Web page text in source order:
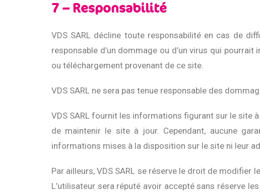
7 – Responsabilité
VDS SARL décline toute responsabilité en cas de
responsable d’un dommage ou d’un virus qui
ou téléchargement provenant de ce site.
VDS SARL ne sera pas tenue responsable des
VDS SARL fournit les informations figurant sur le site
de maintenir le site à jour. Cependant, aucune
informations mises à la disposition sur le site ni leur
Par ailleurs, VDS SARL se réserve le droit de
L’utilisateur sera réputé avoir accepté sans réserve